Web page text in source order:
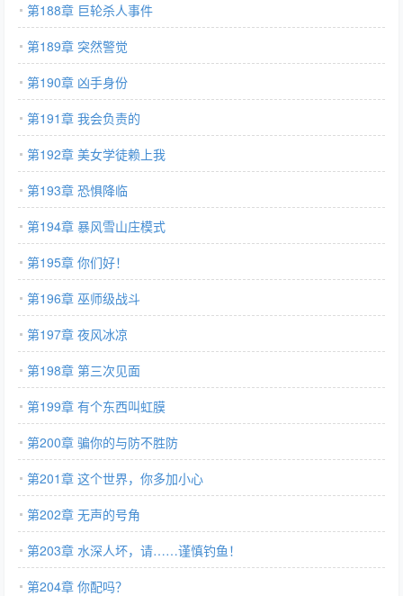
第188章 巨轮杀人事件
第189章 突然警觉
第190章 凶手身份
第191章 我会负责的
第192章 美女学徒赖上我
第193章 恐惧降临
第194章 暴风雪山庄模式
第195章 你们好！
第196章 巫师级战斗
第197章 夜风冰凉
第198章 第三次见面
第199章 有个东西叫虹膜
第200章 骗你的与防不胜防
第201章 这个世界，你多加小心
第202章 无声的号角
第203章 水深人坏，请……谨慎钓鱼！
第204章 你配吗？